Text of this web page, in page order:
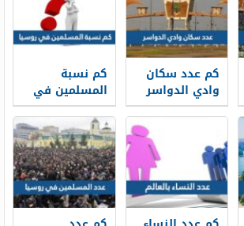
كم عدد سكان
وادي الدواسر
2026
كم نسبة
المسلمين في
روسيا 2026